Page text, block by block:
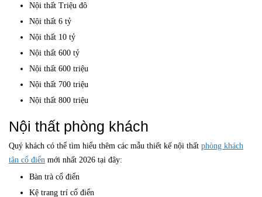
Nội thất Triệu đô
Nội thất 6 tỷ
Nội thất 10 tỷ
Nội thất 600 tỷ
Nội thất 600 triệu
Nội thất 700 triệu
Nội thất 800 triệu
Nội thất phòng khách
Quý khách có thể tìm hiểu thêm các mẫu thiết kế nội thất phòng khách
tân cổ điển mới nhất 2026 tại đây:
Bàn trà cổ điển
Kệ trang trí cổ điển